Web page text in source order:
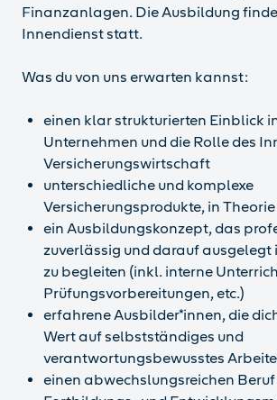
Finanzanlagen. Die Ausbildung
Innendienst statt.
Was du von uns erwarten kannst:
einen klar strukturierten Einblick
Unternehmen und die Rolle des
Versicherungswirtschaft
unterschiedliche und komplexe
Versicherungsprodukte, in
ein Ausbildungskonzept, das
zuverlässig und darauf
zu begleiten (inkl. interne
Prüfungsvorbereitungen, etc.)
erfahrene Ausbilder*innen, die
Wert auf selbstständiges und
verantwortungsbewusstes
einen abwechslungsreichen